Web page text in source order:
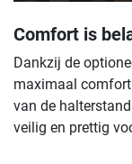
Comfort is
Dankzij de
maximaal
van de
veilig en prettig